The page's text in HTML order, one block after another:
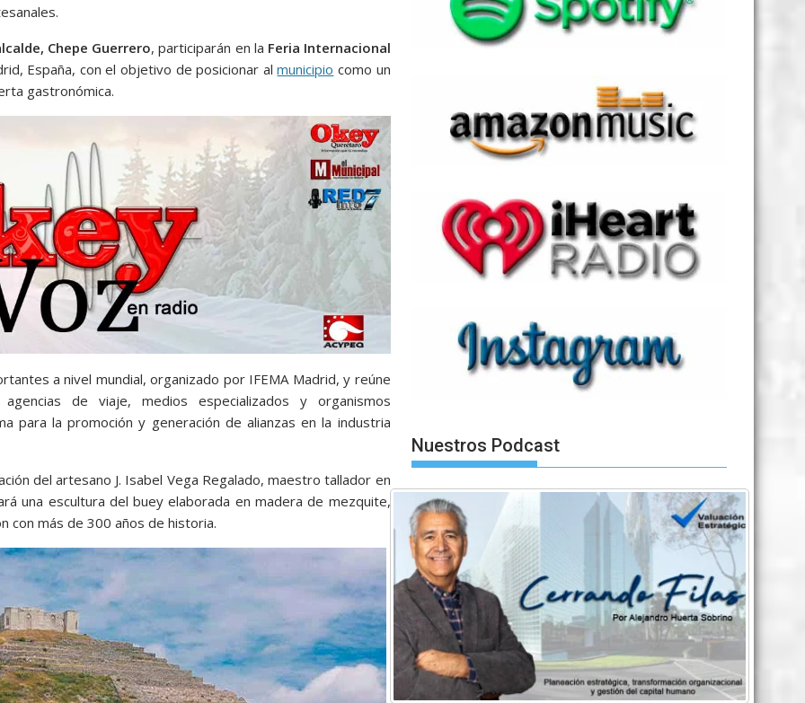
Chepe Guerrero, participarán en la Feria Internacional
España, con el objetivo de posicionar almunicipio como un
gastronómica.
a nivel mundial, organizado por IFEMA Madrid, y reúne
de viaje, medios especializados y organismos
para la promoción y generación de alianzas en la industria
del artesano J. Isabel Vega Regalado, maestro tallador en
una escultura del buey elaborada en madera de mezquite,
con más de 300 años de historia.
Nuestros Podcast